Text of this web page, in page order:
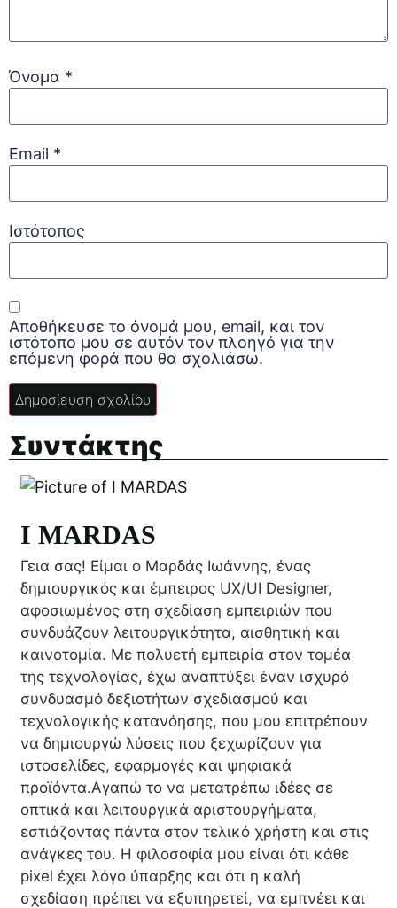
Όνομα *
Email *
Ιστότοπος
Αποθήκευσε το όνομά μου, email, και τον
ιστότοπο μου σε αυτόν τον πλοηγό για την
επόμενη φορά που θα σχολιάσω.
Συντάκτης
I MARDAS
Γεια σας! Είμαι ο Μαρδάς Ιωάννης, ένας
δημιουργικός και έμπειρος UX/UI Designer,
αφοσιωμένος στη σχεδίαση εμπειριών που
συνδυάζουν λειτουργικότητα, αισθητική και
καινοτομία. Με πολυετή εμπειρία στον τομέα
της τεχνολογίας, έχω αναπτύξει έναν ισχυρό
συνδυασμό δεξιοτήτων σχεδιασμού και
τεχνολογικής κατανόησης, που μου επιτρέπουν
να δημιουργώ λύσεις που ξεχωρίζουν για
ιστοσελίδες, εφαρμογές και ψηφιακά
προϊόντα.Αγαπώ το να μετατρέπω ιδέες σε
οπτικά και λειτουργικά αριστουργήματα,
εστιάζοντας πάντα στον τελικό χρήστη και στις
ανάγκες του. Η φιλοσοφία μου είναι ότι κάθε
pixel έχει λόγο ύπαρξης και ότι η καλή
σχεδίαση πρέπει να εξυπηρετεί, να εμπνέει και